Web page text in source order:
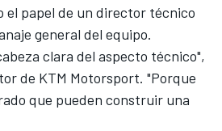
el papel de un director técnico
general del equipo.
clara del aspecto técnico",
de KTM Motorsport. "Porque
que pueden construir una